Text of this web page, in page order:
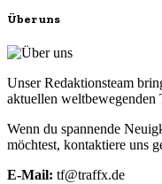
Über uns
Unser Redaktionsteam
aktuellen weltbewegenden
Wenn du spannende
möchtest, kontaktiere uns
E-Mail: tf@traffx.de